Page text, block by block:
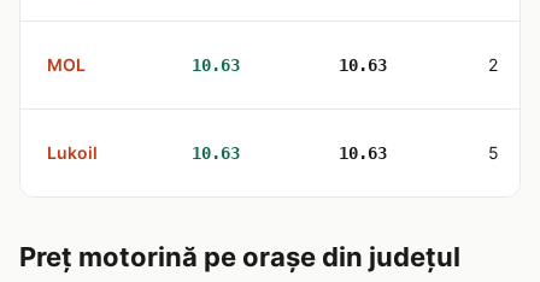
MOL 10.63 10.63 2
Lukoil 10.63 10.63 5
Preț motorină pe orașe din județul